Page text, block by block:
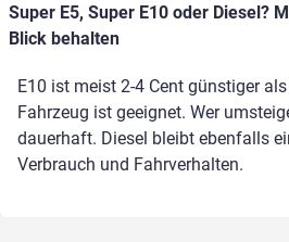
Super E5, Super E10 oder Diesel?
Blick behalten
E10 ist meist 2-4 Cent günstiger
Fahrzeug ist geeignet. Wer
dauerhaft. Diesel bleibt ebenfalls
Verbrauch und Fahrverhalten.